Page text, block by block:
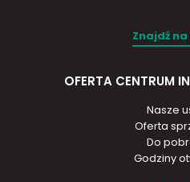
Znajdź
OFERTA CENTRUM
Nasze
Oferta
Do
Godziny